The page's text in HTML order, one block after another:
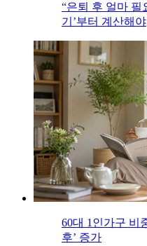
“은퇴 후 얼마 필
기’부터 계산해야
60대 1인가구 비
후’ 증가